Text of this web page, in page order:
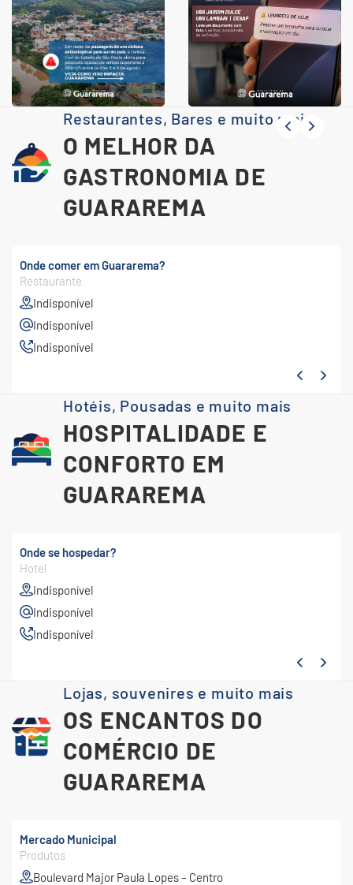
Restaurantes, Bares e muito mais
O MELHOR DA
GASTRONOMIA DE
GUARAREMA
Onde comer em Guararema?
Restaurante
Indisponível
Indisponível
Indisponível
Hotéis, Pousadas e muito mais
HOSPITALIDADE E
CONFORTO EM
GUARAREMA
Onde se hospedar?
Hotel
Indisponível
Indisponível
Indisponível
Lojas, souvenires e muito mais
OS ENCANTOS DO
COMÉRCIO DE
GUARAREMA
Mercado Municipal
Produtos
Boulevard Major Paula Lopes – Centro